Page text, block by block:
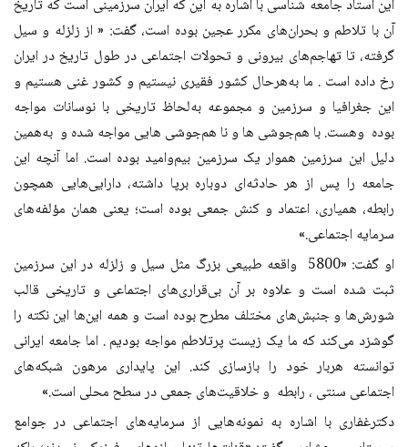
این استاد جامعه شناسی با اشاره به این که ایران سرزمینی است که تاریخ
آن با تلاطم و بحران‌های مکرر عجین بوده است، گفت: « از زلزله و سیل
گرفته، تا تهاجم‌های بیرونی و تحولات اجتماعی در طول تاریخ در ایران
رخ داده است . ما به‌هرحال کشور فقیری نیستیم و کشور غنی هستیم و
این جغرافیا و سرزمین و مجموعه به‌لحاظ تاریخی با نوسانات مواجه
بوده وهست. با هم‌جوشی ها و نا هم‌جوشی هایی مواجه شده و به‌همین
دلیل این سرزمین هموار یک سرزمین بیم‌وامید بوده است. اما آنچه این
جامعه را پس از هر حادثه‌ای دوباره برپا داشته، دارایی‌هایی همچون
رابطه، همیاری، اعتماد و کنش جمعی بوده است؛ یعنی همان مؤلفه‌های
سرمایه اجتماعی.»
او گفت: «5800 واقعه طبیعی بزرگ مثل سیل و زلزله در این سرزمین
ثبت شده است و علاوه بر آن بی‌قراری‌های اجتماعی و تاریخی قالب
شورش‌ها و جنبش‌های مختلف مطرح بوده است و همه این‌ها این نکته را
گوشزد می‌کند که ما یک زیست پرتلاطم مواجه بودیم . اما جامعه ایرانی
توانسته هربار خود را بازسازی کند. این پایداری مرهون شبکه‌های
اجتماعی سنتی ، رابطه و خلاقیت‌های جمعی در سطح محلی است.»
دکترغفاری با اشاره به نمونه‌هایی از سرمایه‌های اجتماعی در جوامع